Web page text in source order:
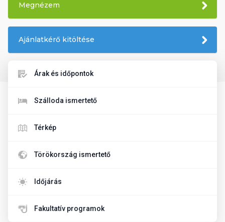
Megnézem
Ajánlatkérő kitöltése
Árak és időpontok
Szálloda ismertető
Térkép
Törökország ismertető
Időjárás
Fakultatív programok